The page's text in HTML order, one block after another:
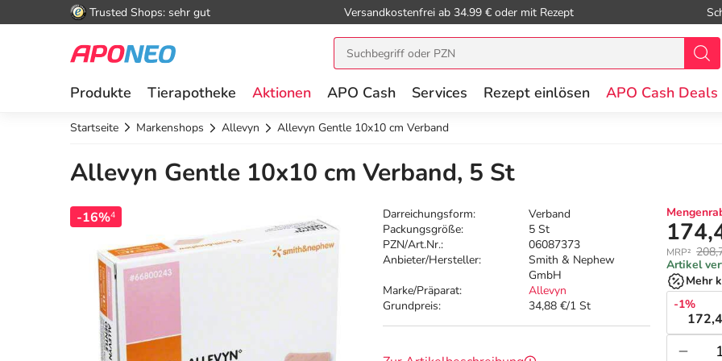
Trusted Shops: sehr gut Versandkostenfrei ab 34.99 € oder mit Rezept
Produkte Tierapotheke Aktionen APO Cash Services Rezept einlösen APO Cash Deals
Startseite Markenshops Allevyn Allevyn Gentle 10x10 cm Verband
Allevyn Gentle 10x10 cm Verband, 5 St
-16%4 Darreichungsform:
Verband
Packungsgröße:
5 St
PZN/Art.Nr.:
06087373
Anbieter/Hersteller:
Smith & Nephew
GmbH
Marke/Präparat:
Allevyn
Grundpreis:
34,88 €/1 St
MRP²
Artikel
Mehr
-1%